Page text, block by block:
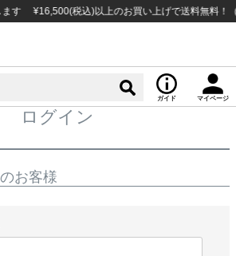
¥16,500(税込)以上のお買い上げで送料無料！（
ガイド マイページ
ログイン
お客様